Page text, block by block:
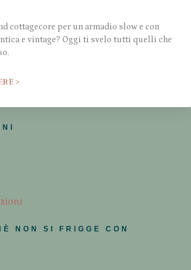
cottagecore per un armadio slow e con
e vintage? Oggi ti svelo tutti quelli che
>
NON SI FRIGGE CON